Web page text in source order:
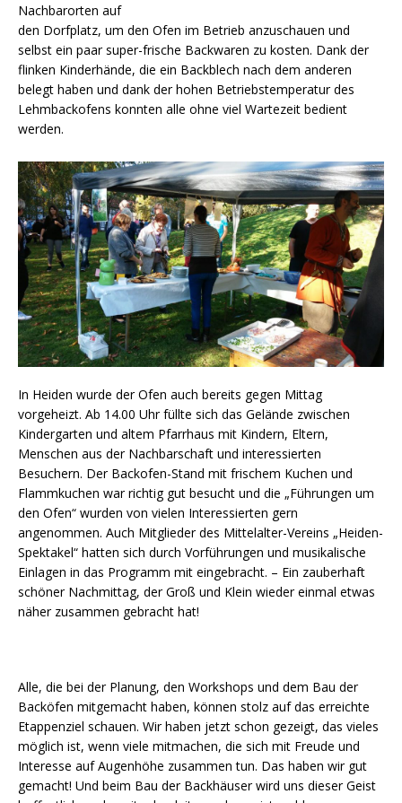
Nachbarorten auf
den Dorfplatz, um den Ofen im Betrieb anzuschauen und
selbst ein paar super-frische Backwaren zu kosten. Dank der
flinken Kinderhände, die ein Backblech nach dem anderen
belegt haben und dank der hohen Betriebstemperatur des
Lehmbackofens konnten alle ohne viel Wartezeit bedient
werden.
In Heiden wurde der Ofen auch bereits gegen Mittag
vorgeheizt. Ab 14.00 Uhr füllte sich das Gelände zwischen
Kindergarten und altem Pfarrhaus mit Kindern, Eltern,
Menschen aus der Nachbarschaft und interessierten
Besuchern. Der Backofen-Stand mit frischem Kuchen und
Flammkuchen war richtig gut besucht und die „Führungen um
den Ofen“ wurden von vielen Interessierten gern
angenommen. Auch Mitglieder des Mittelalter-Vereins „Heiden-
Spektakel“ hatten sich durch Vorführungen und musikalische
Einlagen in das Programm mit eingebracht. – Ein zauberhaft
schöner Nachmittag, der Groß und Klein wieder einmal etwas
näher zusammen gebracht hat!
Alle, die bei der Planung, den Workshops und dem Bau der
Backöfen mitgemacht haben, können stolz auf das erreichte
Etappenziel schauen. Wir haben jetzt schon gezeigt, das vieles
möglich ist, wenn viele mitmachen, die sich mit Freude und
Interesse auf Augenhöhe zusammen tun. Das haben wir gut
gemacht! Und beim Bau der Backhäuser wird uns dieser Geist